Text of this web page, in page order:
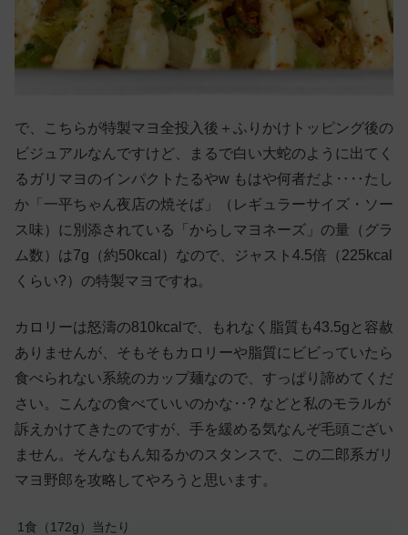
で、こちらが特製マヨ全投入後＋ふりかけトッピング後の
ビジュアルなんですけど、まるで白い大蛇のように出てく
るガリマヨのインパクトたるやw もはや何者だよ‥‥たし
か「一平ちゃん夜店の焼そば」（レギュラーサイズ・ソー
ス味）に別添されている「からしマヨネーズ」の量（グラ
ム数）は7g（約50kcal）なので、ジャスト4.5倍（225kcal
くらい?）の特製マヨですね。
カロリーは怒濤の810kcalで、もれなく脂質も43.5gと容赦
ありませんが、そもそもカロリーや脂質にビビっていたら
食べられない系統のカップ麺なので、すっぱり諦めてくだ
さい。こんなの食べていいのかな‥? などと私のモラルが
訴えかけてきたのですが、手を緩める気なんぞ毛頭ござい
ません。そんなもん知るかのスタンスで、この二郎系ガリ
マヨ野郎を攻略してやろうと思います。
1食（172g）当たり